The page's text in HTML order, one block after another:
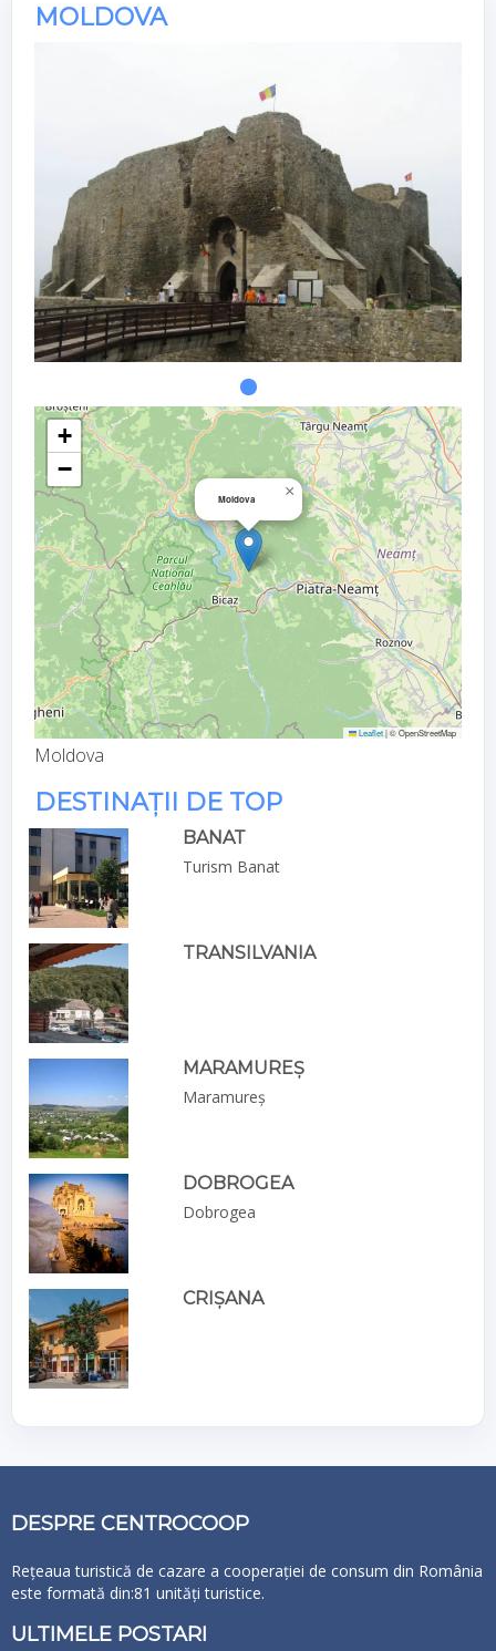
MOLDOVA
Moldova ×
+
−
Leaflet|© OpenStreetMap
Moldova
DESTINAȚII DE TOP
BANAT
Turism Banat
TRANSILVANIA
MARAMUREȘ
Maramureș
DOBROGEA
Dobrogea
CRIȘANA
DESPRE CENTROCOOP
Rețeaua turistică de cazare a cooperației de consum din România
este formată din:81 unități turistice.
ULTIMELE POSTARI